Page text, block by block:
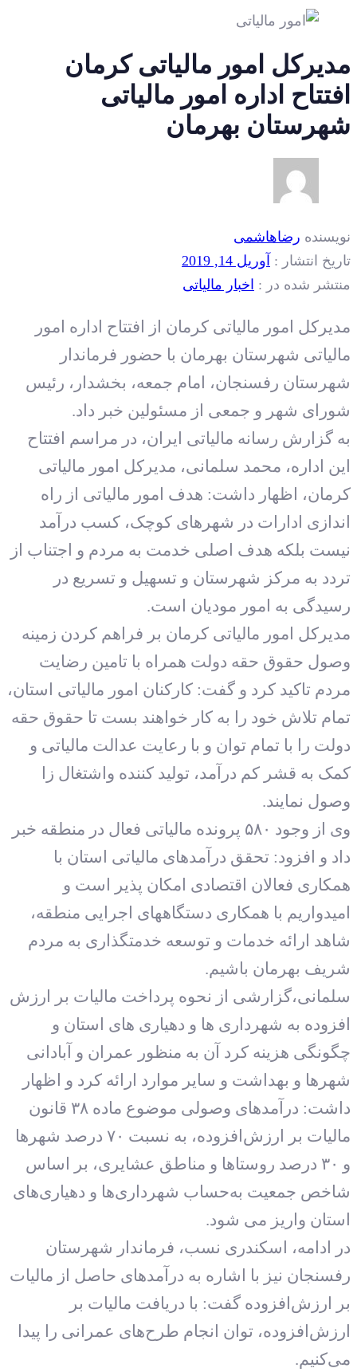
امور مالیاتی کرمان
اداره امور مالیاتی
بهرمان
رضاهاشمی
انتشار : آوریل 14, 2019
شده در : اخبار مالیاتی
امور مالیاتی کرمان از افتتاح اداره امور
شهرستان بهرمان با حضور فرماندار
رفسنجان، امام جمعه، بخشدار، رئیس
شهر و جمعی از مسئولین خبر داد.
گزارش رسانه مالیاتی ایران، در مراسم افتتاح
اداره، محمد سلمانی، مدیرکل امور مالیاتی
اظهار داشت: هدف امور مالیاتی از راه
ادارات در شهرهای کوچک، کسب درآمد
بلکه هدف اصلی خدمت به مردم و اجتناب از
به مرکز شهرستان و تسهیل و تسریع در
به امور مودیان است.
امور مالیاتی کرمان بر فراهم کردن زمینه
حقوق حقه دولت همراه با تامین رضایت
تاکید کرد و گفت: کارکنان امور مالیاتی استان،
تلاش خود را به کار خواهند بست تا حقوق حقه
را با تمام توان و با رعایت عدالت مالیاتی و
به قشر کم درآمد، تولید کننده واشتغال زا
نمایند.
وی از وجود ۵۸۰ پرونده مالیاتی فعال در منطقه خبر
و افزود: تحقق درآمدهای مالیاتی استان با
فعالان اقتصادی امکان پذیر است و
با همکاری دستگاههای اجرایی منطقه،
ارائه خدمات و توسعه خدمتگذاری به مردم
بهرمان باشیم.
از نحوه پرداخت مالیات بر ارزش
به شهرداری ها و دهیاری های استان و
هزینه کرد آن به منظور عمران و آبادانی
و بهداشت و سایر موارد ارائه کرد و اظهار
داشت: درآمدهای وصولی موضوع ماده ۳۸ قانون
مالیات بر ارزش‌افزوده، به نسبت ۷۰ درصد شهرها
و ۳۰ درصد روستاها و مناطق عشایری، بر اساس
جمعیت به‌حساب شهرداری‌ها و دهیاری‌های
واریز می شود.
ادامه، اسکندری نسب، فرماندار شهرستان
نیز با اشاره به درآمدهای حاصل از مالیات
ارزش‌افزوده گفت: با دریافت مالیات بر
توان انجام طرح‌های عمرانی را پیدا